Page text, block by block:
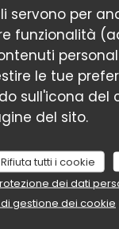
servono per
funzionalità
le tue
sull'icona del
del sito.
Rifiuta tutti i cookie
dei dati
gestione dei cookie
della casa.